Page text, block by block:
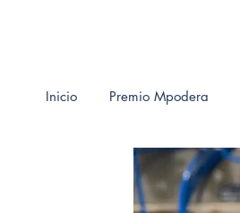
Inicio Premio Mpodera